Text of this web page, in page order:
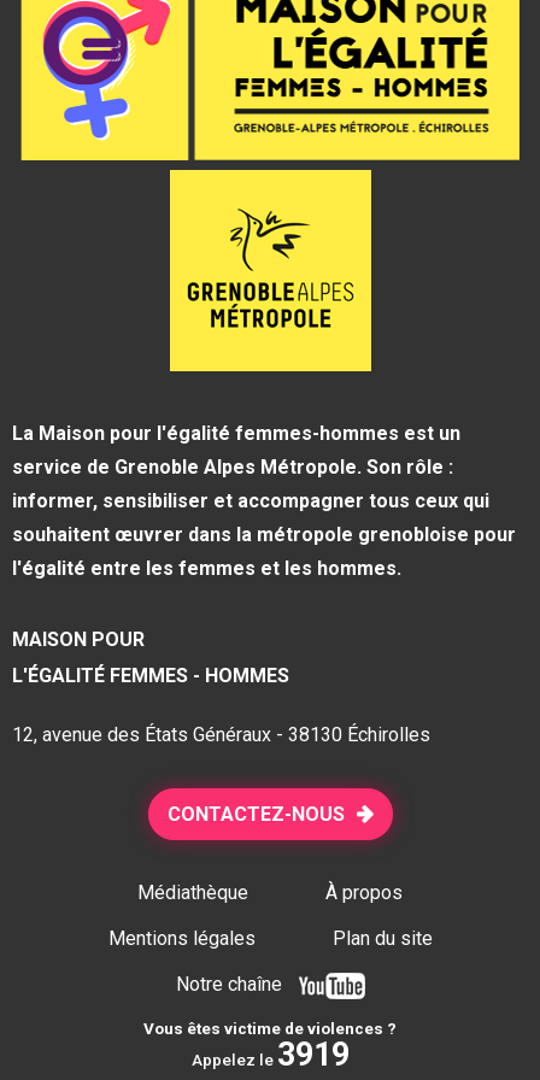
mail
La Maison pour l'égalité femmes-hommes est un
service de Grenoble Alpes Métropole. Son rôle :
informer, sensibiliser et accompagner tous ceux qui
souhaitent œuvrer dans la métropole grenobloise pour
l'égalité entre les femmes et les hommes.
MAISON POUR
L'ÉGALITÉ FEMMES - HOMMES
12, avenue des États Généraux - 38130 Échirolles
CONTACTEZ-NOUS
Médiathèque
À propos
Mentions légales
Plan du site
Notre chaîne
Vous êtes victime de violences ?
Appelez le 3919